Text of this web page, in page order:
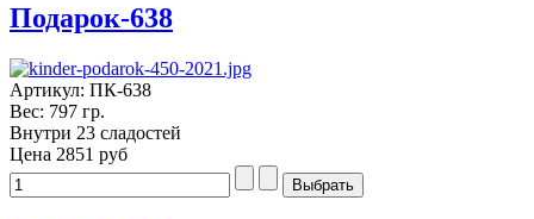
Подарок-638
Артикул: ПК-638
Вес: 797 гр.
Внутри 23 сладостей
Цена 2851 руб